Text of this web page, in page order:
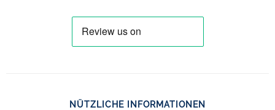
NÜTZLICHE INFORMATIONEN